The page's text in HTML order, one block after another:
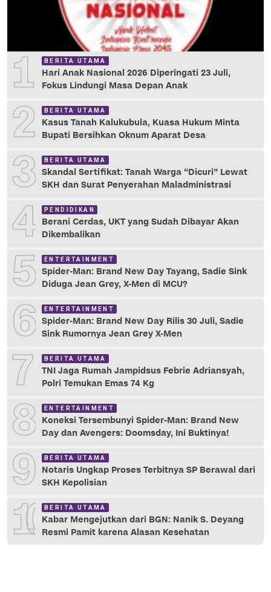
1 BERITA UTAMA
Hari Anak Nasional 2026 Diperingati 23 Juli,
Fokus Lindungi Masa Depan Anak
2 BERITA UTAMA
Kasus Tanah Kalukubula, Kuasa Hukum Minta
Bupati Bersihkan Oknum Aparat Desa
3 BERITA UTAMA
Skandal Sertifikat: Tanah Warga “Dicuri” Lewat
SKH dan Surat Penyerahan Maladministrasi
4 PENDIDIKAN
Berani Cerdas, UKT yang Sudah Dibayar Akan
Dikembalikan
5 ENTERTAINMENT
Spider-Man: Brand New Day Tayang, Sadie Sink
Diduga Jean Grey, X-Men di MCU?
6 ENTERTAINMENT
Spider-Man: Brand New Day Rilis 30 Juli, Sadie
Sink Rumornya Jean Grey X-Men
7 BERITA UTAMA
TNI Jaga Rumah Jampidsus Febrie Adriansyah,
Polri Temukan Emas 74 Kg
8 ENTERTAINMENT
Koneksi Tersembunyi Spider-Man: Brand New
Day dan Avengers: Doomsday, Ini Buktinya!
9 BERITA UTAMA
Notaris Ungkap Proses Terbitnya SP Berawal dari
SKH Kepolisian
10 BERITA UTAMA
Kabar Mengejutkan dari BGN: Nanik S. Deyang
Resmi Pamit karena Alasan Kesehatan